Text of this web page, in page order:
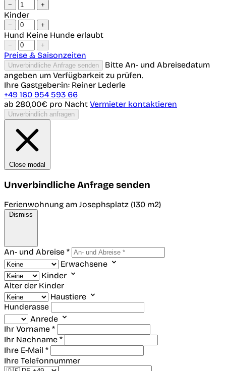
− +
Kinder
− +
Hund Keine Hunde erlaubt
− +
Preise & Saisonzeiten
Unverbindliche Anfrage senden
Bitte An- und Abreisedatum
angeben um Verfügbarkeit zu prüfen.
Ihre Gastgeber:in: Reiner Lederle
+49 160 954 593 66
ab 280,00€ pro Nacht Vermieter kontaktieren
Unverbindlich anfragen
Close modal
Unverbindliche Anfrage senden
Ferienwohnung am Josephsplatz (130 m2)
Dismiss
An- und Abreise *
Erwachsene
Kinder
Alter der Kinder
Haustiere
Hunderasse
Anrede
Ihr Vorname *
Ihr Nachname *
Ihre E-Mail *
Ihre Telefonnummer